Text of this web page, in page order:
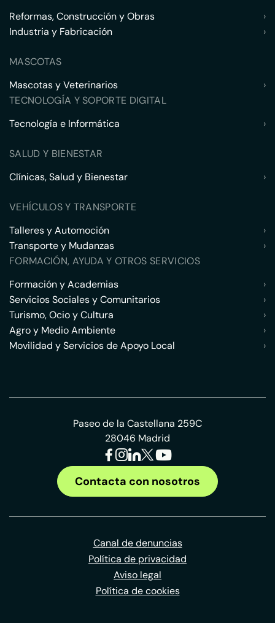
Reformas, Construcción y Obras
›
Industria y Fabricación
›
MASCOTAS
Mascotas y Veterinarios
›
TECNOLOGÍA Y SOPORTE DIGITAL
Tecnología e Informática
›
SALUD Y BIENESTAR
Clínicas, Salud y Bienestar
›
VEHÍCULOS Y TRANSPORTE
Talleres y Automoción
›
Transporte y Mudanzas
›
FORMACIÓN, AYUDA Y OTROS SERVICIOS
Formación y Academias
›
Servicios Sociales y Comunitarios
›
Turismo, Ocio y Cultura
›
Agro y Medio Ambiente
›
Movilidad y Servicios de Apoyo Local
›
Paseo de la Castellana 259C
28046 Madrid
Contacta con nosotros
Canal de denuncias
Política de privacidad
Aviso legal
Política de cookies